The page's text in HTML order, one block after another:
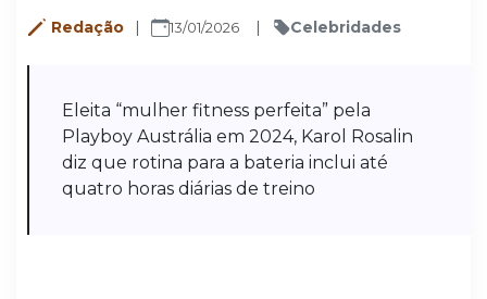
Redação 13/01/2026 Celebridades
Eleita “mulher fitness perfeita” pela
Playboy Austrália em 2024, Karol Rosalin
diz que rotina para a bateria inclui até
quatro horas diárias de treino